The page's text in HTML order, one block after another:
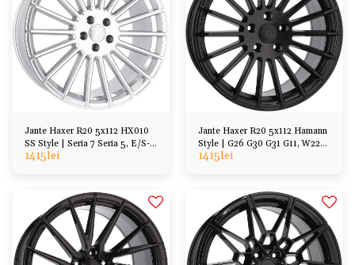
Jante Haxer R20 5x112 HX010
SS Style | Seria 7 Seria 5, E/S-
Class
1415lei
Jante Haxer R20 5x112 Hamann
Style | G26 G30 G31 G11, W223
W222, etc
1415lei